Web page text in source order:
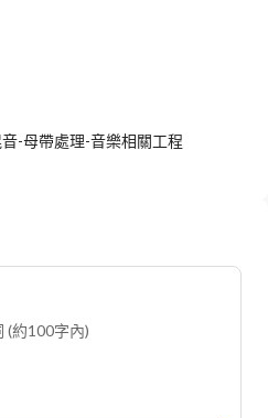
-母帶處理-音樂相關工程
(約100字內)